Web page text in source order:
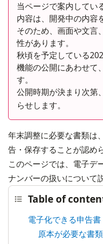
当ページで案内してい
内容は、開発中の内容
そのため、画面や文言
性があります。
秋頃を予定している
機能の公開にあわせて
す。
公開時期が決まり次第、
らせします。
年末調整に必要な書類は
告・保存することが認め
このページでは、電子デ
ナンバーの扱いについて
Table of
電子化できる申告書
原本が必要な書類